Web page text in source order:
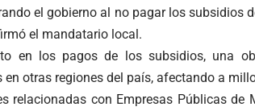
el gobierno al no pagar los subsidios
el mandatario local.
en los pagos de los subsidios, una
otras regiones del país, afectando a
relacionadas con Empresas Públicas de